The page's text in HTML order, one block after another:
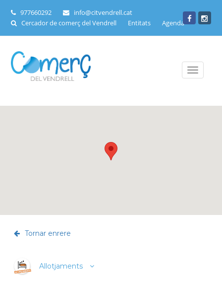
977660292
info@citvendrell.cat
Cercador de comerç del Vendrell
Entitats Agenda
Toggle
Tornar enrere
Allotjaments